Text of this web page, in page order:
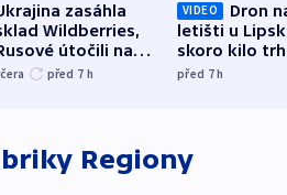
zasáhla
Wildberries,
útočili na
hasiče či
před 7 h
VIDEO
Dron
letišti u
skoro kilo
indicie
před 7h
Regiony